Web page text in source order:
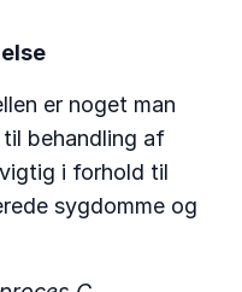
er noget man
behandling af
i forhold til
sygdomme og